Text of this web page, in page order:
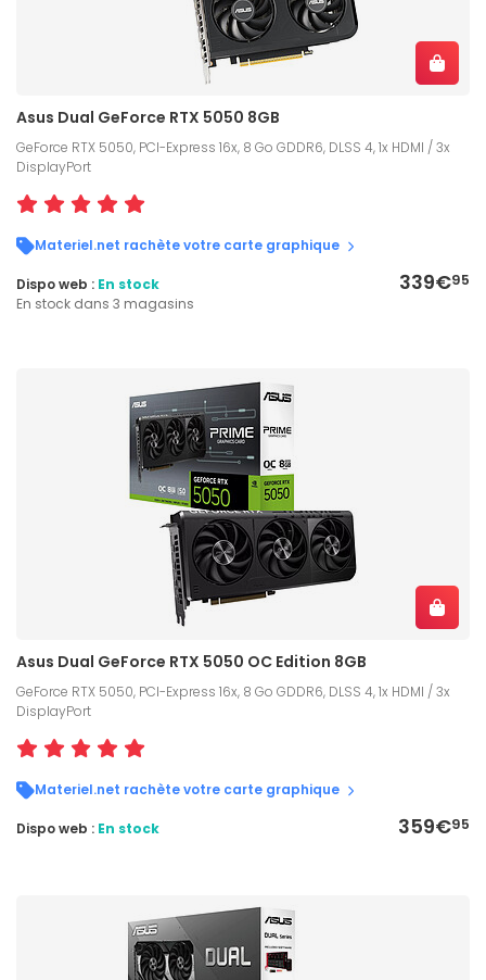
Asus Dual GeForce RTX 5050 8GB
GeForce RTX 5050, PCI-Express 16x, 8 Go GDDR6, DLSS 4, 1x HDMI / 3x
DisplayPort
Materiel.net rachète votre carte graphique
339€95
Dispo web : En stock
En stock dans 3 magasins
Asus Dual GeForce RTX 5050 OC Edition 8GB
GeForce RTX 5050, PCI-Express 16x, 8 Go GDDR6, DLSS 4, 1x HDMI / 3x
DisplayPort
Materiel.net rachète votre carte graphique
359€95
Dispo web : En stock